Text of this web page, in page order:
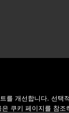
개선합니다. 선
쿠키 페이지를 참조